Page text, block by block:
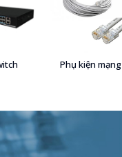
Phụ kiện mạng